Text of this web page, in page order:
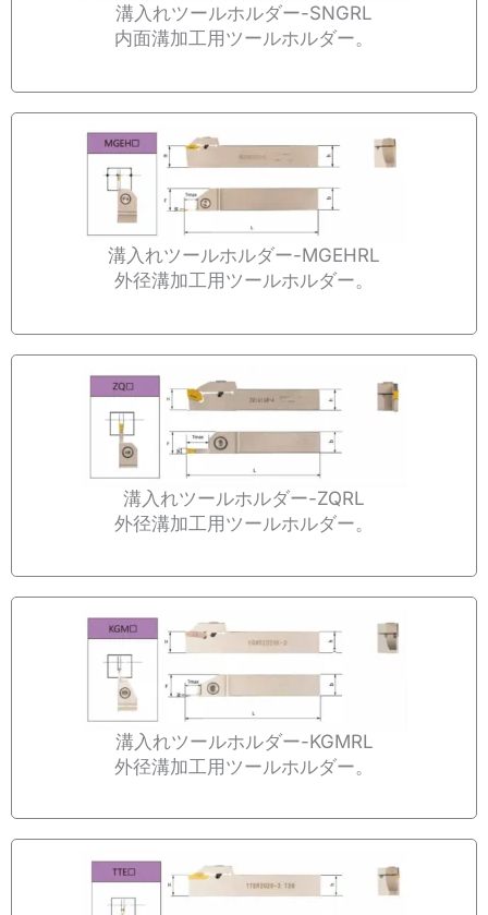
溝入れツールホルダー-SNGRL
内面溝加工用ツールホルダー。
溝入れツールホルダー-MGEHRL
外径溝加工用ツールホルダー。
溝入れツールホルダー-ZQRL
外径溝加工用ツールホルダー。
溝入れツールホルダー-KGMRL
外径溝加工用ツールホルダー。